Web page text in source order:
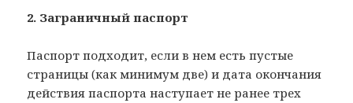
2. Заграничный паспорт
Паспорт подходит, если в нем есть пустые
страницы (как минимум две) и дата окончания
действия паспорта наступает не ранее трех